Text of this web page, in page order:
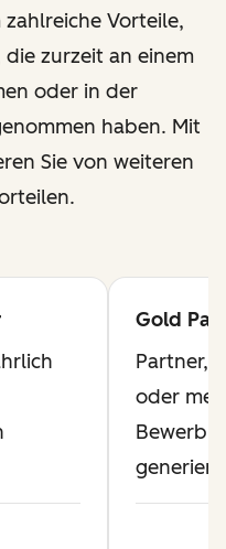
Vorteile,
zurzeit an einem
oder in der
haben. Mit
Sie von weiteren
Gold
Partner,
oder